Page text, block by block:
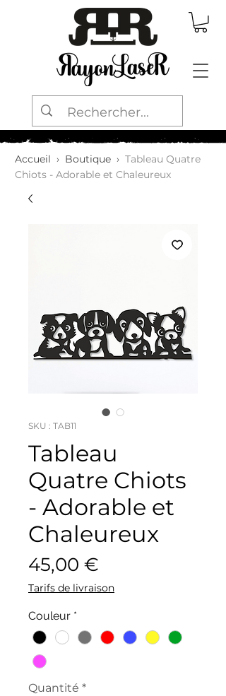
Accueil › Boutique › Tableau Quatre
Chiots - Adorable et Chaleureux
SKU : TAB11
Tableau
Quatre Chiots
- Adorable et
Chaleureux
45,00 €
Tarifs de livraison
Couleur *
Quantité *